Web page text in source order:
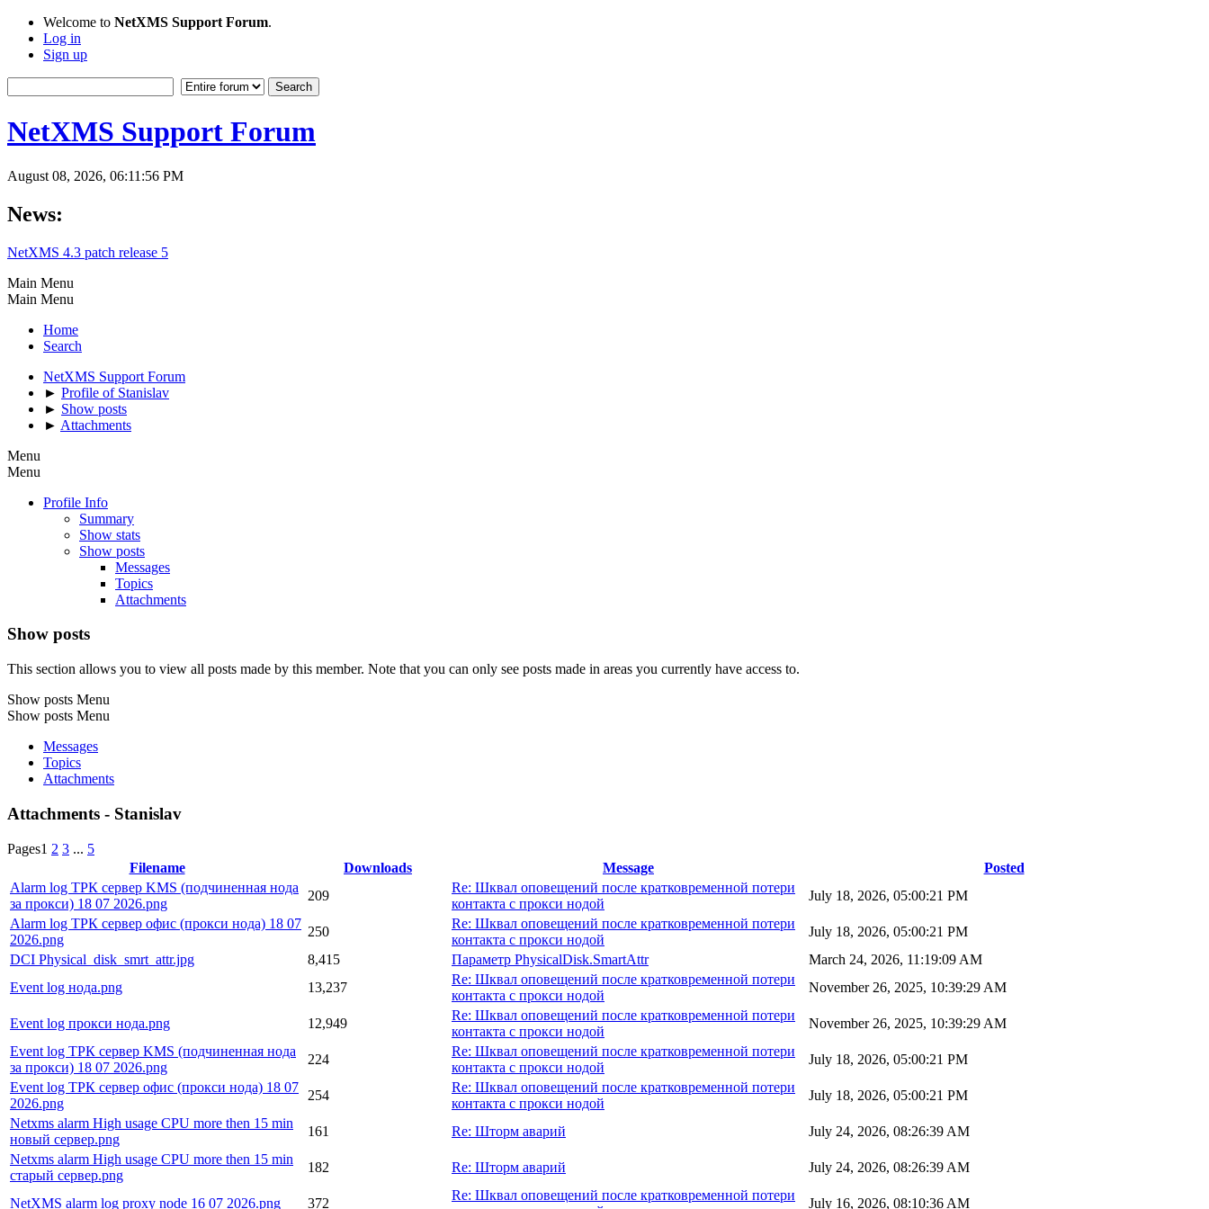
Welcome to NetXMS Support Forum.
Log in
Sign up
NetXMS Support Forum
August 08, 2026, 06:11:56 PM
News:
NetXMS 4.3 patch release 5
Main Menu
Main Menu
Home
Search
NetXMS Support Forum
► Profile of Stanislav
► Show posts
► Attachments
Menu
Menu
Profile Info
Summary
Show stats
Show posts
Messages
Topics
Attachments
Show posts
This section allows you to view all posts made by this member. Note that you can only see posts made in areas you currently have access to.
Show posts Menu
Show posts Menu
Messages
Topics
Attachments
Attachments - Stanislav
Pages1 2 3 ... 5
Filename
Downloads Message
Posted
Alarm log ТРК сервер KMS (подчиненная нода
за прокси) 18 07 2026.png
209
Re: Шквал оповещений после кратковременной потери
контакта с прокси нодой
July 18, 2026, 05:00:21 PM
Alarm log ТРК сервер офис (прокси нода) 18 07
2026.png
250
Re: Шквал оповещений после кратковременной потери
контакта с прокси нодой
July 18, 2026, 05:00:21 PM
DCI Physical_disk_smrt_attr.jpg
8,415 Параметр PhysicalDisk.SmartAttr
March 24, 2026, 11:19:09 AM
Event log нода.png
13,237
Re: Шквал оповещений после кратковременной потери
контакта с прокси нодой
November 26, 2025, 10:39:29 AM
Event log прокси нода.png 12,949
Re: Шквал оповещений после кратковременной потери
контакта с прокси нодой
November 26, 2025, 10:39:29 AM
Event log ТРК сервер KMS (подчиненная нода
за прокси) 18 07 2026.png
224
Re: Шквал оповещений после кратковременной потери
контакта с прокси нодой
July 18, 2026, 05:00:21 PM
Event log ТРК сервер офис (прокси нода) 18 07
2026.png
254
Re: Шквал оповещений после кратковременной потери
контакта с прокси нодой
July 18, 2026, 05:00:21 PM
Netxms alarm High usage CPU more then 15 min
новый сервер.png
161 Re: Шторм аварий
July 24, 2026, 08:26:39 AM
Netxms alarm High usage CPU more then 15 min
старый сервер.png
182 Re: Шторм аварий July 24, 2026, 08:26:39 AM
NetXMS alarm log proxy node 16 07 2026.png 372
Re: Шквал оповещений после кратковременной потери
July 16, 2026, 08:10:36 AM